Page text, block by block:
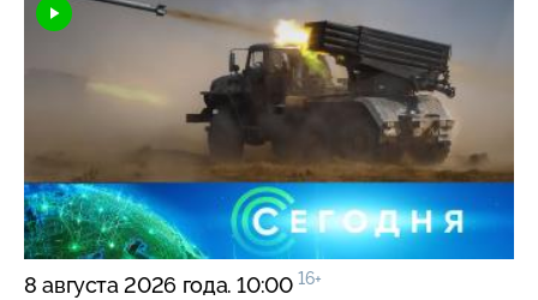
8 августа 2026 года. 10:00 16+